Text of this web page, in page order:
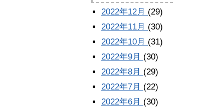
2022年12月 (29)
2022年11月 (30)
2022年10月 (31)
2022年9月 (30)
2022年8月 (29)
2022年7月 (22)
2022年6月 (30)